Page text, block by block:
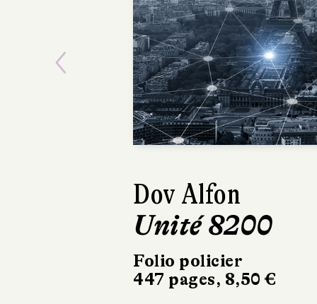
Elizabeth
Une
de
Les Presses de la
Previous